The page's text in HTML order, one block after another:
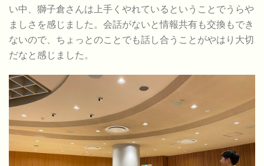
い中、獅子倉さんは上手くやれているということでうらや
ましさを感じました。会話がないと情報共有も交換もでき
ないので、ちょっとのことでも話し合うことがやはり大切
だなと感じました。